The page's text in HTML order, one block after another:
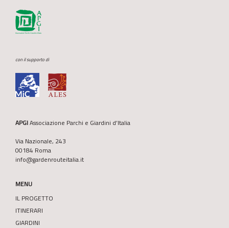
con il supporto di
APGIAssociazione Parchi e Giardini d’Italia
Via Nazionale, 243
00184 Roma
info@gardenrouteitalia.it
MENU
IL PROGETTO
ITINERARI
GIARDINI